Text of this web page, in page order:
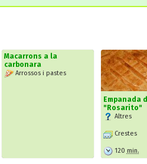
Macarrons a la
carbonara
Arrossos i pastes
Empanada
"Rosarito"
Altres
Crestes
120 min.